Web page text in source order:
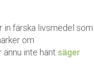
in färska livsmedel som
om
inte hänt säger